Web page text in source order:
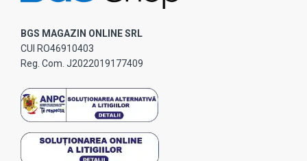
BGS MAGAZIN ONLINE SRL
CUI RO46910403
Reg. Com. J2022019177409